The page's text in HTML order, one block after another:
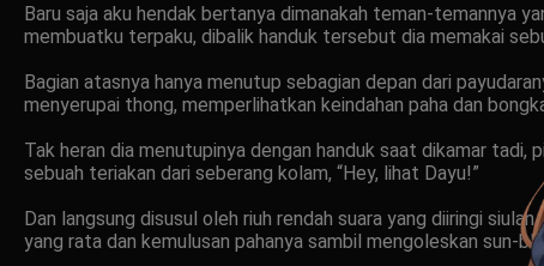
Baru saja aku hendak bertanya dimanakah teman-temannya
membuatku terpaku, dibalik handuk tersebut dia memakai
Bagian atasnya hanya menutup sebagian depan dari
menyerupai thong, memperlihatkan keindahan paha dan
Tak heran dia menutupinya dengan handuk saat dikamar
sebuah teriakan dari seberang kolam, “Hey, lihat Dayu!”
Dan langsung disusul oleh riuh rendah suara yang diiringi
yang rata dan kemulusan pahanya sambil mengoleskan sun-